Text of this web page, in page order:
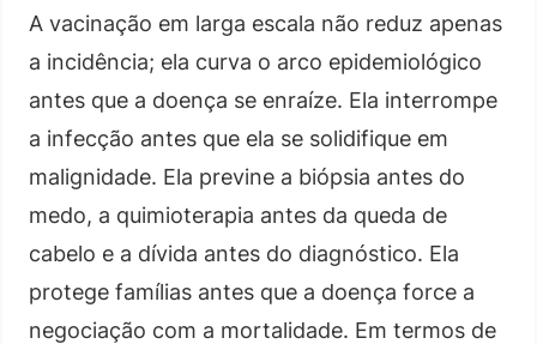
A vacinação em larga escala não reduz apenas
a incidência; ela curva o arco epidemiológico
antes que a doença se enraíze. Ela interrompe
a infecção antes que ela se solidifique em
malignidade. Ela previne a biópsia antes do
medo, a quimioterapia antes da queda de
cabelo e a dívida antes do diagnóstico. Ela
protege famílias antes que a doença force a
negociação com a mortalidade. Em termos de